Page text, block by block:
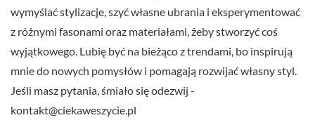
wymyślać stylizacje, szyć własne ubrania i eksperymentować
z różnymi fasonami oraz materiałami, żeby stworzyć coś
wyjątkowego. Lubię być na bieżąco z trendami, bo inspirują
mnie do nowych pomysłów i pomagają rozwijać własny styl.
Jeśli masz pytania, śmiało się odezwij -
kontakt@ciekaweszycie.pl